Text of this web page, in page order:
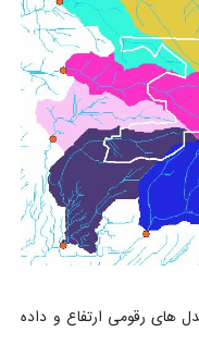
های رقومی ارتفاع و داده